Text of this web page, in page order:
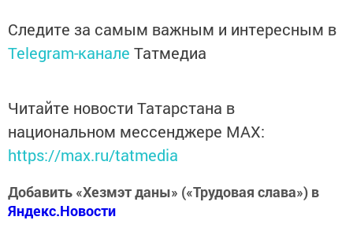
Следите за самым важным и интересным в
Telegram-канале Татмедиа
Читайте новости Татарстана в
национальном мессенджере MАХ:
https://max.ru/tatmedia
Добавить «Хезмэт даны» («Трудовая слава») в
Яндекс.Новости